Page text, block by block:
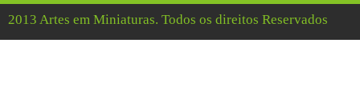
2013 Artes em Miniaturas. Todos os direitos Reservados